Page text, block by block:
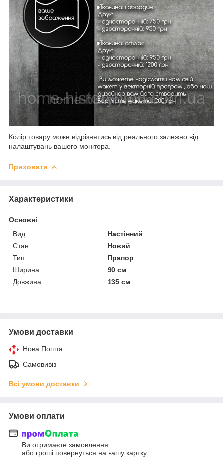
Колір товару може відрізнятись від реального залежно від
налаштувань вашого монітора.
Приховати
Характеристики
Основні
Вид
Настінний
Стан
Новий
Тип
Прапор
Ширина
90 см
Довжина
135 см
Умови доставки
Нова Пошта
Самовивіз
Всі умови доставки
Умови оплати
Ви отримаєте замовлення
або гроші повернуться на вашу картку